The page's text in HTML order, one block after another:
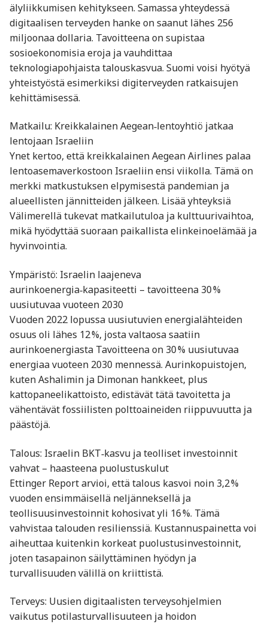
älyliikkumisen kehitykseen. Samassa yhteydessä
digitaalisen terveyden hanke on saanut lähes 256
miljoonaa dollaria. Tavoitteena on supistaa
sosioekonomisia eroja ja vauhdittaa
teknologiapohjaista talouskasvua. Suomi voisi hyötyä
yhteistyöstä esimerkiksi digiterveyden ratkaisujen
kehittämisessä.
Matkailu: Kreikkalainen Aegean‑lentoyhtiö jatkaa
lentojaan Israeliin
Ynet kertoo, että kreikkalainen Aegean Airlines palaa
lentoasemaverkostoon Israeliin ensi viikolla. Tämä on
merkki matkustuksen elpymisestä pandemian ja
alueellisten jännitteiden jälkeen. Lisää yhteyksiä
Välimerellä tukevat matkailutuloa ja kulttuurivaihtoa,
mikä hyödyttää suoraan paikallista elinkeinoelämää ja
hyvinvointia.
Ympäristö: Israelin laajeneva
aurinkoenergia‑kapasiteetti – tavoitteena 30 %
uusiutuvaa vuoteen 2030
Vuoden 2022 lopussa uusiutuvien energialähteiden
osuus oli lähes 12 %, josta valtaosa saatiin
aurinkoenergiasta Tavoitteena on 30 % uusiutuvaa
energiaa vuoteen 2030 mennessä. Aurinkopuistojen,
kuten Ashalimin ja Dimonan hankkeet, plus
kattopaneelikattoisto, edistävät tätä tavoitetta ja
vähentävät fossiilisten polttoaineiden riippuvuutta ja
päästöjä.
Talous: Israelin BKT‑kasvu ja teolliset investoinnit
vahvat – haasteena puolustuskulut
Ettinger Report arvioi, että talous kasvoi noin 3,2 %
vuoden ensimmäisellä neljänneksellä ja
teollisuusinvestoinnit kohosivat yli 16 %. Tämä
vahvistaa talouden resilienssiä. Kustannuspainetta voi
aiheuttaa kuitenkin korkeat puolustusinvestoinnit,
joten tasapainon säilyttäminen hyödyn ja
turvallisuuden välillä on kriittistä.
Terveys: Uusien digitaalisten terveysohjelmien
vaikutus potilasturvallisuuteen ja hoidon